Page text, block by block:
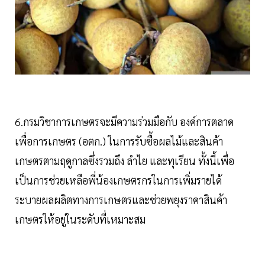
6.กรมวิชาการเกษตรจะมีความร่วมมือกับ องค์การตลาด
เพื่อการเกษตร (อตก.) ในการรับซื้อผลไม้และสินค้า
เกษตรตามฤดูกาลซึ่งรวมถึง ลำไย และทุเรียน ทั้งนี้เพื่อ
เป็นการช่วยเหลือพี่น้องเกษตรกรในการเพิ่มรายได้
ระบายผลผลิตทางการเกษตรและช่วยพยุงราคาสินค้า
เกษตรให้อยู่ในระดับที่เหมาะสม